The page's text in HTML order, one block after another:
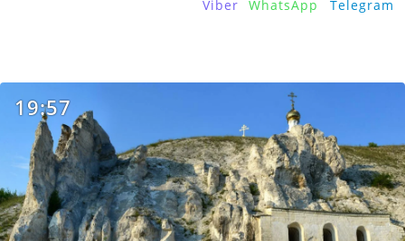
Viber WhatsApp Telegram
19:57